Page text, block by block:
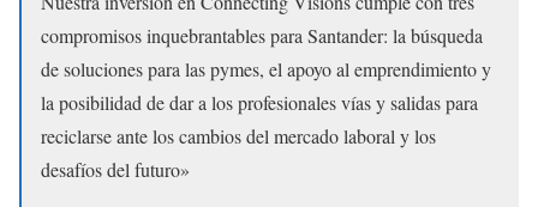
compromisos inquebrantables para Santander: la búsqueda
de soluciones para las pymes, el apoyo al emprendimiento y
la posibilidad de dar a los profesionales vías y salidas para
reciclarse ante los cambios del mercado laboral y los
desafíos del futuro»